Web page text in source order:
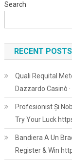
Search
RECENT POSTS
Quali Requital
Dazzardo Casinò
Profesionist Și
Try Your Luck
Bandiera A Un
Register & Win